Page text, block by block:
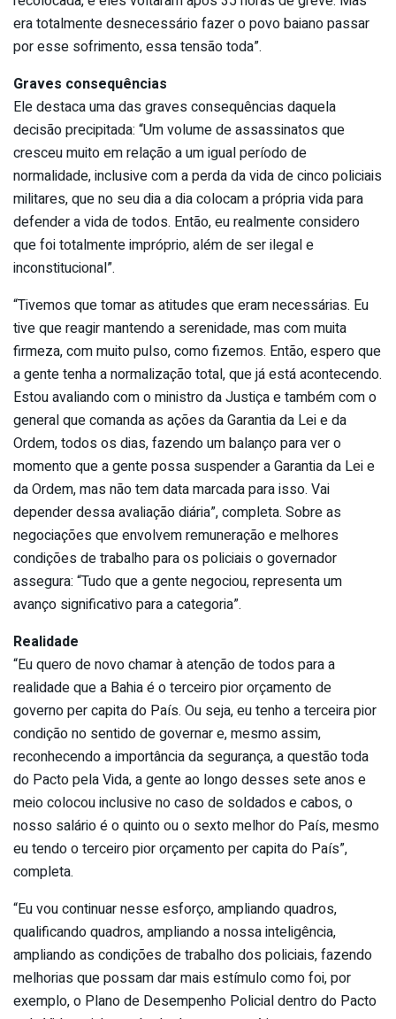
era totalmente desnecessário fazer o povo baiano passar
por esse sofrimento, essa tensão toda”.
Graves consequências
Ele destaca uma das graves consequências daquela
decisão precipitada: “Um volume de assassinatos que
cresceu muito em relação a um igual período de
normalidade, inclusive com a perda da vida de cinco policiais
militares, que no seu dia a dia colocam a própria vida para
defender a vida de todos. Então, eu realmente considero
que foi totalmente impróprio, além de ser ilegal e
inconstitucional”.
“Tivemos que tomar as atitudes que eram necessárias. Eu
tive que reagir mantendo a serenidade, mas com muita
firmeza, com muito pulso, como fizemos. Então, espero que
a gente tenha a normalização total, que já está acontecendo.
Estou avaliando com o ministro da Justiça e também com o
general que comanda as ações da Garantia da Lei e da
Ordem, todos os dias, fazendo um balanço para ver o
momento que a gente possa suspender a Garantia da Lei e
da Ordem, mas não tem data marcada para isso. Vai
depender dessa avaliação diária”, completa. Sobre as
negociações que envolvem remuneração e melhores
condições de trabalho para os policiais o governador
assegura: “Tudo que a gente negociou, representa um
avanço significativo para a categoria”.
Realidade
“Eu quero de novo chamar à atenção de todos para a
realidade que a Bahia é o terceiro pior orçamento de
governo per capita do País. Ou seja, eu tenho a terceira pior
condição no sentido de governar e, mesmo assim,
reconhecendo a importância da segurança, a questão toda
do Pacto pela Vida, a gente ao longo desses sete anos e
meio colocou inclusive no caso de soldados e cabos, o
nosso salário é o quinto ou o sexto melhor do País, mesmo
eu tendo o terceiro pior orçamento per capita do País”,
completa.
“Eu vou continuar nesse esforço, ampliando quadros,
qualificando quadros, ampliando a nossa inteligência,
ampliando as condições de trabalho dos policiais, fazendo
melhorias que possam dar mais estímulo como foi, por
exemplo, o Plano de Desempenho Policial dentro do Pacto